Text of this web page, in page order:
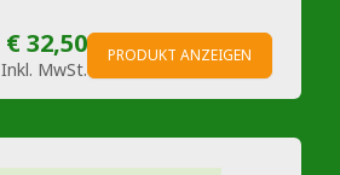
€ 32,50
Inkl. MwSt.
PRODUKT ANZEIGEN